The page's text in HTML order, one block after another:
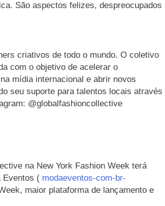
São aspectos felizes, despreocupados
criativos de todo o mundo. O coletivo
com o objetivo de acelerar o
mídia internacional e abrir novos
seu suporte para talentos locais através
@globalfashioncollective
na New York Fashion Week terá
Eventos ( modaeventos-com-br-
maior plataforma de lançamento e